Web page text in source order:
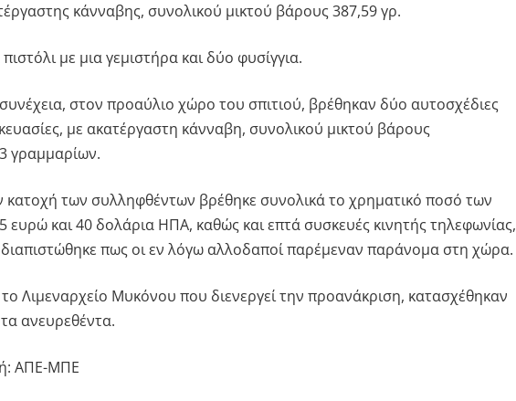
κάνναβης, συνολικού μικτού βάρους 387,59 γρ.
με μια γεμιστήρα και δύο φυσίγγια.
στον προαύλιο χώρο του σπιτιού, βρέθηκαν δύο αυτοσχέδιες
με ακατέργαστη κάνναβη, συνολικού μικτού βάρους
γραμμαρίων.
κατοχή των συλληφθέντων βρέθηκε συνολικά το χρηματικό ποσό των
ευρώ και 40 δολάρια ΗΠΑ, καθώς και επτά συσκευές κινητής τηλεφωνίας,
πως οι εν λόγω αλλοδαποί παρέμεναν παράνομα στη χώρα.
Λιμεναρχείο Μυκόνου που διενεργεί την προανάκριση, κατασχέθηκαν
ανευρεθέντα.
ΑΠΕ-ΜΠΕ